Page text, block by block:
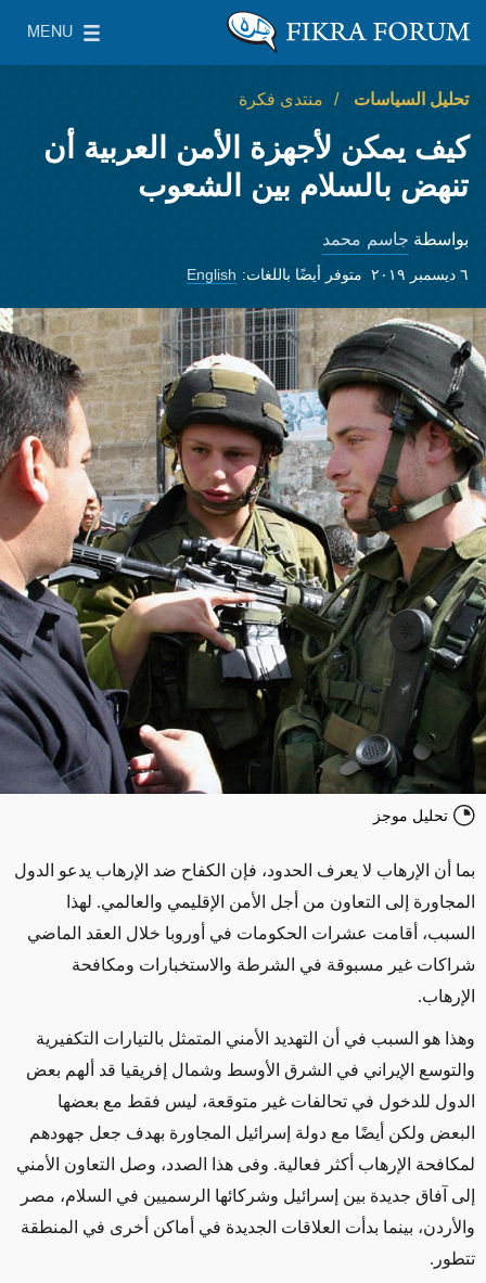
معهد واشنطن لسياسات الشرق الأدنى
MENU
Main Menu
تحليل السياسات منتدى فكرة
كيف يمكن لأجهزة الأمن العربية أن
تنهض بالسلام بين الشعوب
بواسطة جاسم محمد
٦ ديسمبر ٢٠١٩ متوفر أيضًا باللغات: English
تحليل موجز
بما أن الإرهاب لا يعرف الحدود، فإن الكفاح ضد الإرهاب يدعو الدول
المجاورة إلى التعاون من أجل الأمن الإقليمي والعالمي. لهذا
السبب، أقامت عشرات الحكومات في أوروبا خلال العقد الماضي
شراكات غير مسبوقة في الشرطة والاستخبارات ومكافحة
الإرهاب.
وهذا هو السبب في أن التهديد الأمني المتمثل بالتيارات التكفيرية
والتوسع الإيراني في الشرق الأوسط وشمال إفريقيا قد ألهم بعض
الدول للدخول في تحالفات غير متوقعة، ليس فقط مع بعضها
البعض ولكن أيضًا مع دولة إسرائيل المجاورة بهدف جعل جهودهم
لمكافحة الإرهاب أكثر فعالية. وفى هذا الصدد، وصل التعاون الأمني
إلى آفاق جديدة بين إسرائيل وشركائها الرسميين في السلام، مصر
والأردن، بينما بدأت العلاقات الجديدة في أماكن أخرى في المنطقة
تتطور.